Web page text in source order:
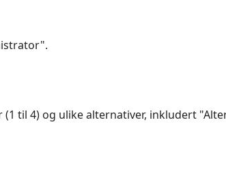
til 4) og ulike alternativer, inkludert